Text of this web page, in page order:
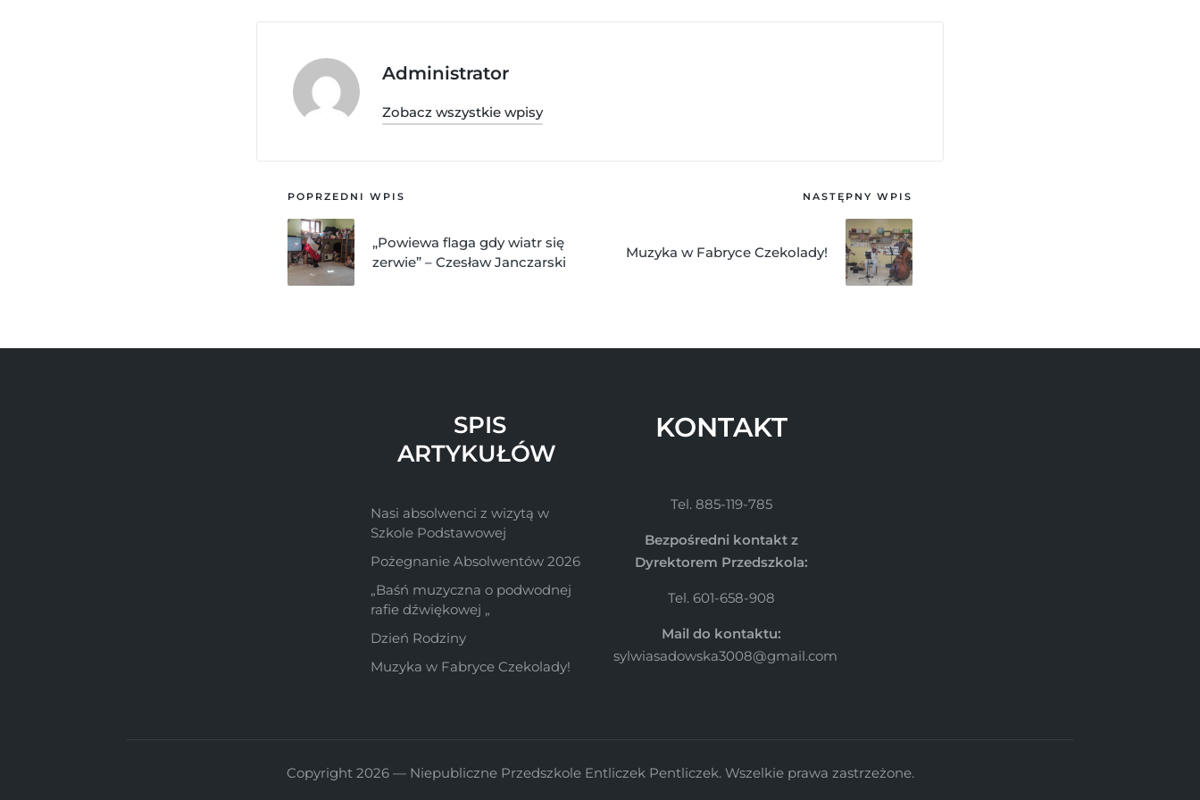
Administrator
Zobacz wszystkie wpisy
POPRZEDNI WPIS
„Powiewa flaga gdy wiatr się
zerwie” – Czesław Janczarski
NASTĘPNY WPIS
Muzyka w Fabryce Czekolady!
SPIS
ARTYKUŁÓW
Nasi absolwenci z wizytą w
Szkole Podstawowej
Pożegnanie Absolwentów 2026
„Baśń muzyczna o podwodnej
rafie dźwiękowej „
Dzień Rodziny
Muzyka w Fabryce Czekolady!
KONTAKT
Tel. 885-119-785
Bezpośredni kontakt z
Dyrektorem Przedszkola:
Tel. 601-658-908
Mail do kontaktu:
sylwiasadowska3008@gmail.com
Copyright 2026 — Niepubliczne Przedszkole Entliczek Pentliczek. Wszelkie prawa zastrzeżone.